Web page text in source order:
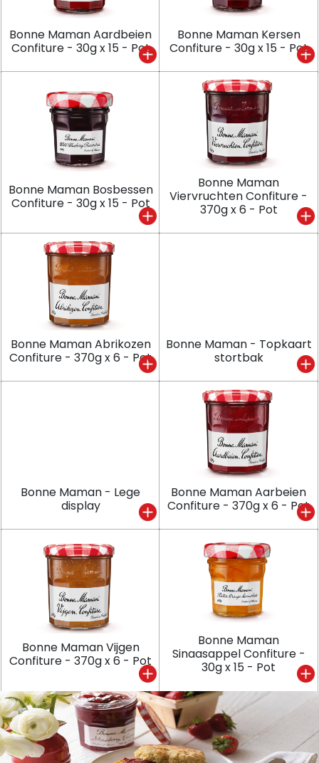
Bonne Maman Aardbeien
Confiture - 30g x 15 - Pot
Bonne Maman Kersen
Confiture - 30g x 15 - Pot
Bonne Maman Bosbessen
Confiture - 30g x 15 - Pot
Bonne Maman
Viervruchten Confiture -
370g x 6 - Pot
Bonne Maman Abrikozen
Confiture - 370g x 6 - Pot
Bonne Maman - Topkaart
stortbak
Bonne Maman - Lege
display
Bonne Maman Aarbeien
Confiture - 370g x 6 - Pot
Bonne Maman Vijgen
Confiture - 370g x 6 - Pot
Bonne Maman
Sinaasappel Confiture -
30g x 15 - Pot